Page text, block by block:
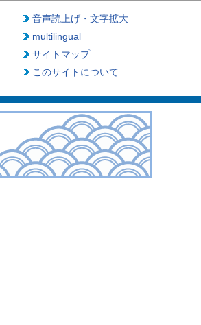
音声読上げ・文字拡大
multilingual
サイトマップ
このサイトについて